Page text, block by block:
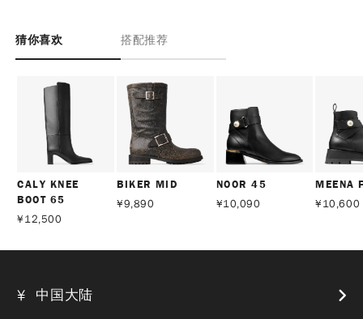
猜你喜欢 搭配推荐
CALY KNEE
BOOT 65
¥12,500
BIKER MID
¥9,890
NOOR 45
¥10,090
MEENA
¥10,600
中国大陆